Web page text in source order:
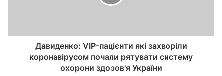
Давиденко: VIP-пацієнти які захворіли
коронавірусом почали рятувати систему
охорони здоров'я України